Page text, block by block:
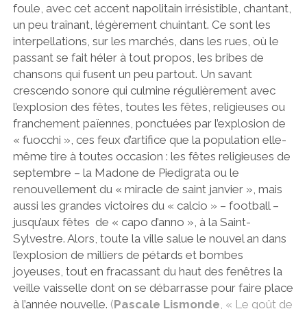
foule, avec cet accent napolitain irrésistible, chantant,
un peu traînant, légèrement chuintant. Ce sont les
interpellations, sur les marchés, dans les rues, où le
passant se fait héler à tout propos, les bribes de
chansons qui fusent un peu partout. Un savant
crescendo sonore qui culmine régulièrement avec
l’explosion des fêtes, toutes les fêtes, religieuses ou
franchement païennes, ponctuées par l’explosion de
« fuocchi », ces feux d’artifice que la population elle-
même tire à toutes occasion : les fêtes religieuses de
septembre – la Madone de Piedigrata ou le
renouvellement du « miracle de saint janvier », mais
aussi les grandes victoires du « calcio » – football –
jusqu’aux fêtes de « capo d’anno », à la Saint-
Sylvestre. Alors, toute la ville salue le nouvel an dans
l’explosion de milliers de pétards et bombes
joyeuses, tout en fracassant du haut des fenêtres la
veille vaisselle dont on se débarrasse pour faire place
à l’année nouvelle. (Pascale Lismonde, « Le goût de